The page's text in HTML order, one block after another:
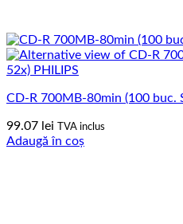
CD-R 700MB-80min (100 buc.
99.07 lei TVA inclus
Adaugă în coș